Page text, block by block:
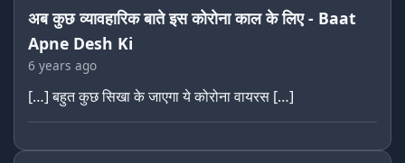
अब कुछ व्यावहारिक बाते इस कोरोना काल के लिए - Baat
Apne Desh Ki
6 years ago
[…] बहुत कुछ सिखा के जाएगा ये कोरोना वायरस […]